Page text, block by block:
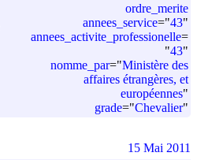
ordre_merite
annees_service="43"
annees_activite_professionelle=
"43"
nomme_par="Ministère des
affaires étrangères, et
européennes"
grade="Chevalier"
15 Mai 2011